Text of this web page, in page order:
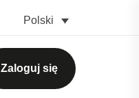
Polski
Zaloguj się